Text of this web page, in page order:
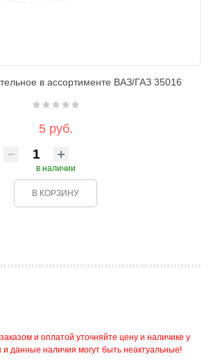
в ассортименте ВАЗ/ГАЗ 35016
5 руб.
в наличии
В КОРЗИНУ
и оплатой уточняйте цену и наличике у
данные наличия могут быть неактуальные!